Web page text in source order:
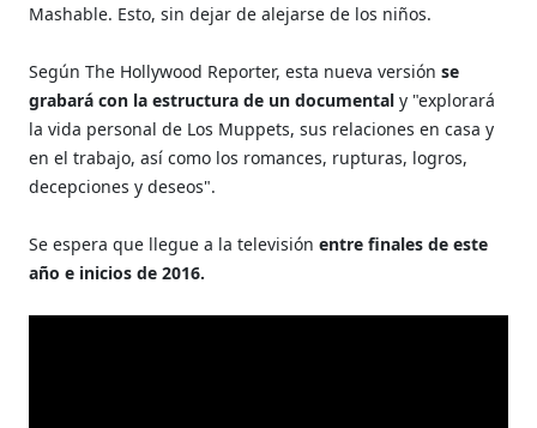
Mashable. Esto, sin dejar de alejarse de los niños.
Según The Hollywood Reporter, esta nueva versiónse
grabará con la estructura de un documental y "explorará
la vida personal de Los Muppets, sus relaciones en casa y
en el trabajo, así como los romances, rupturas, logros,
decepciones y deseos".
Se espera que llegue a la televisión entre finales de este
año e inicios de 2016.